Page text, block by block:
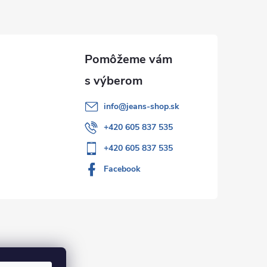
info@jeans-shop.sk
+420 605 837 535
+420 605 837 535
Facebook